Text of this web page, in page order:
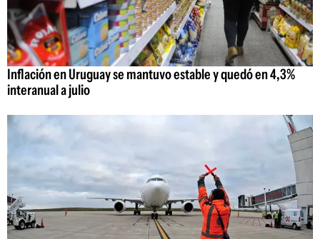
Inflación en Uruguay se mantuvo estable y quedó en 4,3%
interanual a julio